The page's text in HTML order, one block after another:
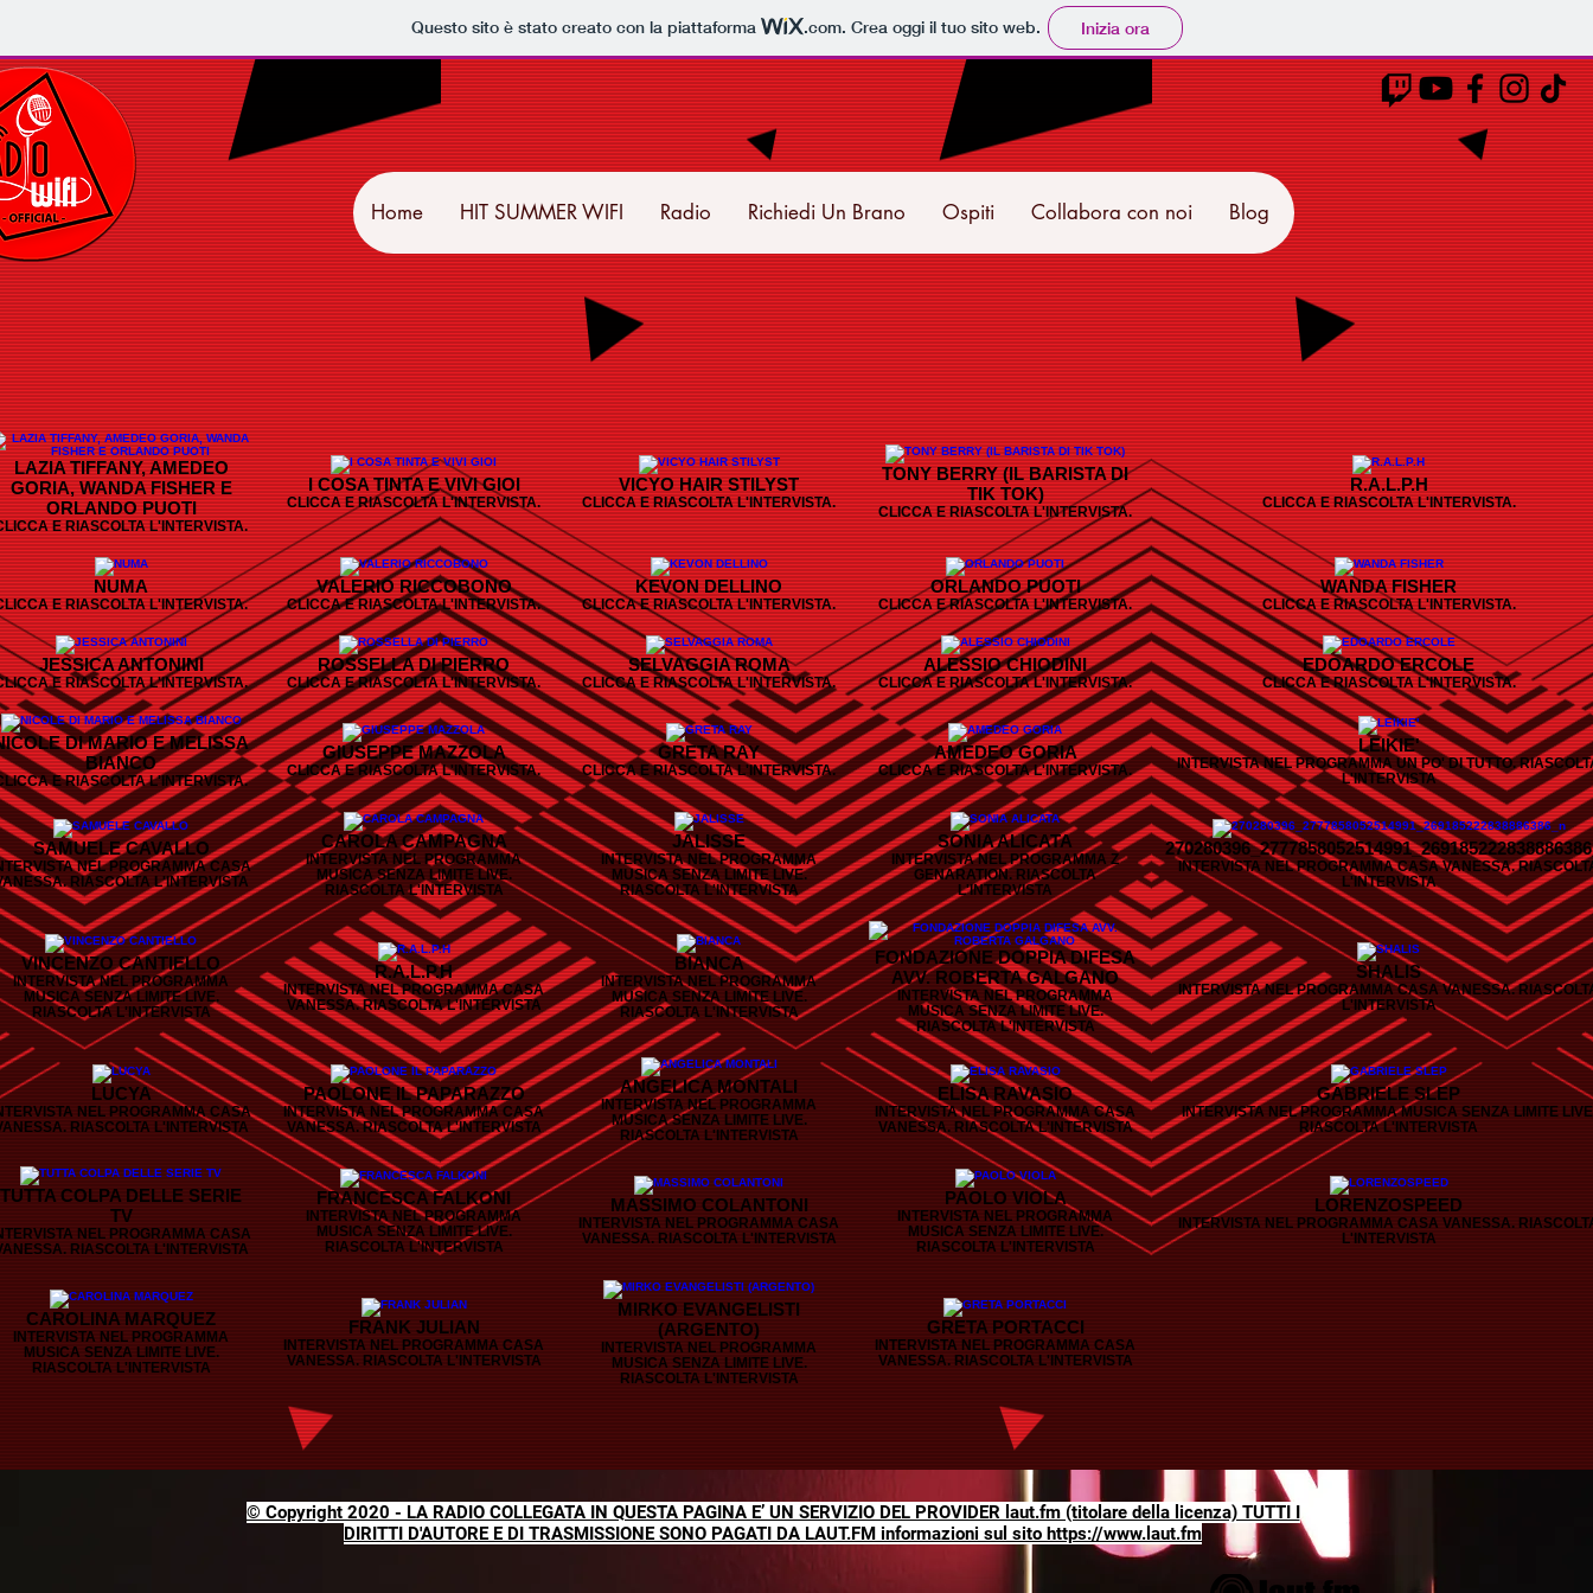
Questo sito è stato creato con la piattaforma .com. Crea oggi il tuo sito web. Inizia ora
Home HIT SUMMER WIFI Radio Richiedi Un Brano Ospiti Collabora con noi Blog
LAZIA TIFFANY, AMEDEO
GORIA, WANDA FISHER E
ORLANDO PUOTI
E RIASCOLTA L'INTERVISTA.
I COSA TINTA E VIVI GIOI
CLICCA E RIASCOLTA L'INTERVISTA.
VICYO HAIR STILYST
CLICCA E RIASCOLTA L'INTERVISTA.
TONY BERRY (IL BARISTA DI
TIK TOK)
CLICCA E RIASCOLTA L'INTERVISTA.
R.A.L.P.H
CLICCA E RIASCOLTA L'INTERVISTA.
NUMA
E RIASCOLTA L'INTERVISTA.
VALERIO RICCOBONO
CLICCA E RIASCOLTA L'INTERVISTA.
KEVON DELLINO
CLICCA E RIASCOLTA L'INTERVISTA.
ORLANDO PUOTI
CLICCA E RIASCOLTA L'INTERVISTA.
WANDA FISHER
CLICCA E RIASCOLTA L'INTERVISTA.
JESSICA ANTONINI
E RIASCOLTA L'INTERVISTA.
ROSSELLA DI PIERRO
CLICCA E RIASCOLTA L'INTERVISTA.
SELVAGGIA ROMA
CLICCA E RIASCOLTA L'INTERVISTA.
ALESSIO CHIODINI
CLICCA E RIASCOLTA L'INTERVISTA.
EDOARDO ERCOLE
CLICCA E RIASCOLTA L'INTERVISTA.
DI MARIO E MELISSA
BIANCO
E RIASCOLTA L'INTERVISTA.
GIUSEPPE MAZZOLA
CLICCA E RIASCOLTA L'INTERVISTA.
GRETA RAY
CLICCA E RIASCOLTA L'INTERVISTA.
AMEDEO GORIA
CLICCA E RIASCOLTA L'INTERVISTA.
LEIKIE'
INTERVISTA NEL PROGRAMMA UN PO' DI TUTTO.
L'INTERVISTA
SAMUELE CAVALLO
NEL PROGRAMMA CASA
RIASCOLTA L'INTERVISTA
CAROLA CAMPAGNA
INTERVISTA NEL PROGRAMMA
MUSICA SENZA LIMITE LIVE.
RIASCOLTA L'INTERVISTA
JALISSE
INTERVISTA NEL PROGRAMMA
MUSICA SENZA LIMITE LIVE.
RIASCOLTA L'INTERVISTA
SONIA ALICATA
INTERVISTA NEL PROGRAMMA Z
GENARATION. RIASCOLTA
L'INTERVISTA
INTERVISTA NEL PROGRAMMA CASA VANESSA.
L'INTERVISTA
VINCENZO CANTIELLO
INTERVISTA NEL PROGRAMMA
MUSICA SENZA LIMITE LIVE.
RIASCOLTA L'INTERVISTA
R.A.L.P.H
INTERVISTA NEL PROGRAMMA CASA
VANESSA. RIASCOLTA L'INTERVISTA
BIANCA
INTERVISTA NEL PROGRAMMA
MUSICA SENZA LIMITE LIVE.
RIASCOLTA L'INTERVISTA
FONDAZIONE DOPPIA DIFESA
AVV. ROBERTA GALGANO
INTERVISTA NEL PROGRAMMA
MUSICA SENZA LIMITE LIVE.
RIASCOLTA L'INTERVISTA
SHALIS
INTERVISTA NEL PROGRAMMA CASA VANESSA.
L'INTERVISTA
LUCYA
NEL PROGRAMMA CASA
RIASCOLTA L'INTERVISTA
PAOLONE IL PAPARAZZO
INTERVISTA NEL PROGRAMMA CASA
VANESSA. RIASCOLTA L'INTERVISTA
ANGELICA MONTALI
INTERVISTA NEL PROGRAMMA
MUSICA SENZA LIMITE LIVE.
RIASCOLTA L'INTERVISTA
ELISA RAVASIO
INTERVISTA NEL PROGRAMMA CASA
VANESSA. RIASCOLTA L'INTERVISTA
GABRIELE SLEP
INTERVISTA NEL PROGRAMMA MUSICA SENZA LIMITE
RIASCOLTA L'INTERVISTA
TUTTA COLPA DELLE SERIE
TV
NEL PROGRAMMA CASA
RIASCOLTA L'INTERVISTA
FRANCESCA FALKONI
INTERVISTA NEL PROGRAMMA
MUSICA SENZA LIMITE LIVE.
RIASCOLTA L'INTERVISTA
MASSIMO COLANTONI
INTERVISTA NEL PROGRAMMA CASA
VANESSA. RIASCOLTA L'INTERVISTA
PAOLO VIOLA
INTERVISTA NEL PROGRAMMA
MUSICA SENZA LIMITE LIVE.
RIASCOLTA L'INTERVISTA
LORENZOSPEED
INTERVISTA NEL PROGRAMMA CASA VANESSA.
L'INTERVISTA
CAROLINA MARQUEZ
INTERVISTA NEL PROGRAMMA
MUSICA SENZA LIMITE LIVE.
RIASCOLTA L'INTERVISTA
FRANK JULIAN
INTERVISTA NEL PROGRAMMA CASA
VANESSA. RIASCOLTA L'INTERVISTA
MIRKO EVANGELISTI
(ARGENTO)
INTERVISTA NEL PROGRAMMA
MUSICA SENZA LIMITE LIVE.
RIASCOLTA L'INTERVISTA
GRETA PORTACCI
INTERVISTA NEL PROGRAMMA CASA
VANESSA. RIASCOLTA L'INTERVISTA
© Copyright 2020 - LA RADIO COLLEGATA IN QUESTA PAGINA E’ UN SERVIZIO DEL PROVIDER laut.fm (titolare della licenza) TUTTI I
DIRITTI D'AUTORE E DI TRASMISSIONE SONO PAGATI DA LAUT.FM informazioni sul sito https://www.laut.fm